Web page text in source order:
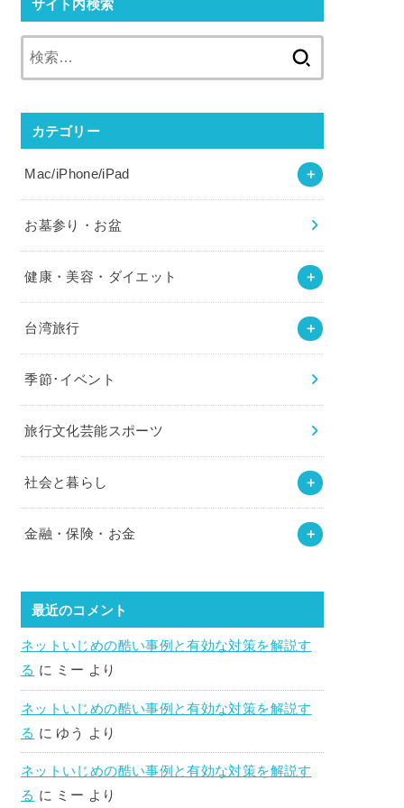
サイト内検索
カテゴリー
Mac/iPhone/iPad
お墓参り・お盆
健康・美容・ダイエット
台湾旅行
季節･イベント
旅行文化芸能スポーツ
社会と暮らし
金融・保険・お金
最近のコメント
ネットいじめの酷い事例と有効な対策を解説す
る に ミー より
ネットいじめの酷い事例と有効な対策を解説す
る に ゆう より
ネットいじめの酷い事例と有効な対策を解説す
る に ミー より